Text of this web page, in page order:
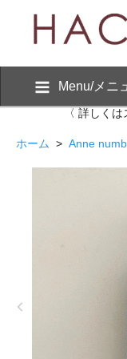
Menu/メニ
〈 詳しく
ホーム > Anne